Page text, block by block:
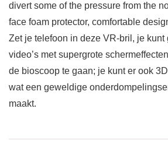
divert some of the pressure from the
face foam protector, comfortable
Zet je telefoon in deze VR-bril, je kunt
video’s met supergrote
de bioscoop te gaan; je kunt er ook
wat een geweldige
maakt.